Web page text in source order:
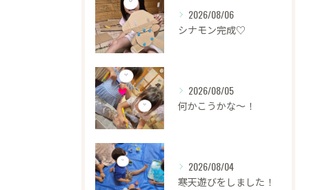
2026/08/06
シナモン完成♡
2026/08/05
何かこうかな〜！
2026/08/04
寒天遊びをしました！